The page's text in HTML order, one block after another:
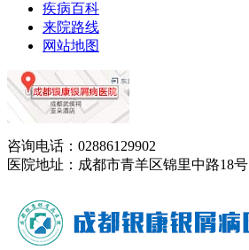
疾病百科
来院路线
网站地图
咨询电话：02886129902
医院地址：成都市青羊区锦里中路18号